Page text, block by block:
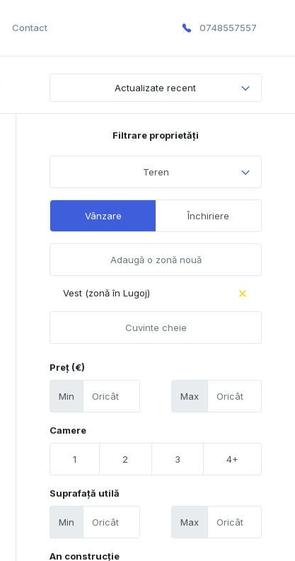
Contact 0748557557
Actualizate recent
Filtrare proprietăți
Teren
Vânzare Închiriere
Vest (zonă în Lugoj)
Preț (€)
Min Max
Camere
1 2 3 4+
Suprafață utilă
Min Max
An construcție